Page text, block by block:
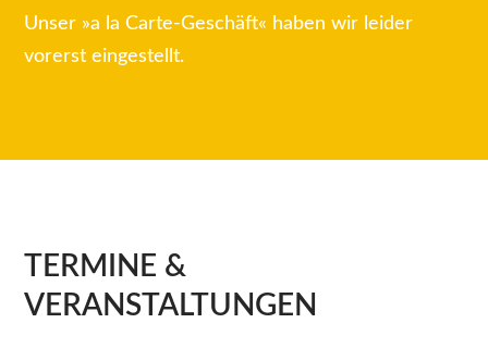
Unser »a la Carte-Geschäft« haben wir leider
vorerst eingestellt.
TERMINE &
VERANSTALTUNGEN